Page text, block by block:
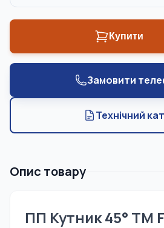
Купити
Замовити
Технічний
Опис товару
ПП Кутник 45° TM